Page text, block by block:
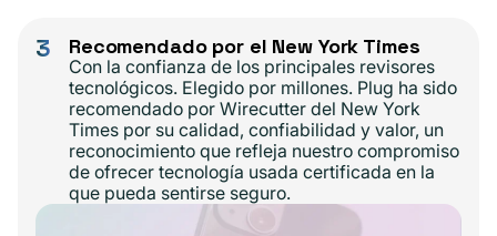
3 Recomendado por el New York Times
Con la confianza de los principales revisores
tecnológicos. Elegido por millones. Plug ha sido
recomendado por Wirecutter del New York
Times por su calidad, confiabilidad y valor, un
reconocimiento que refleja nuestro compromiso
de ofrecer tecnología usada certificada en la
que pueda sentirse seguro.